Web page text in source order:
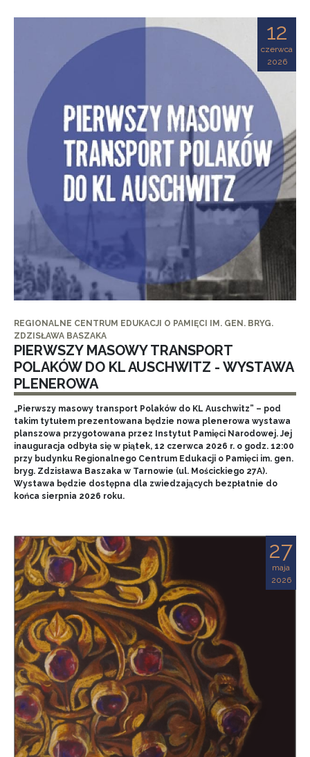
12
czerwca
2026
REGIONALNE CENTRUM EDUKACJI O PAMIĘCI IM. GEN. BRYG.
ZDZISŁAWA BASZAKA
PIERWSZY MASOWY TRANSPORT
POLAKÓW DO KL AUSCHWITZ - WYSTAWA
PLENEROWA
„Pierwszy masowy transport Polaków do KL Auschwitz” – pod
takim tytułem prezentowana będzie nowa plenerowa wystawa
planszowa przygotowana przez Instytut Pamięci Narodowej. Jej
inauguracja odbyła się w piątek, 12 czerwca 2026 r. o godz. 12:00
przy budynku Regionalnego Centrum Edukacji o Pamięci im. gen.
bryg. Zdzisława Baszaka w Tarnowie (ul. Mościckiego 27A).
Wystawa będzie dostępna dla zwiedzających bezpłatnie do
końca sierpnia 2026 roku.
27
maja
2026